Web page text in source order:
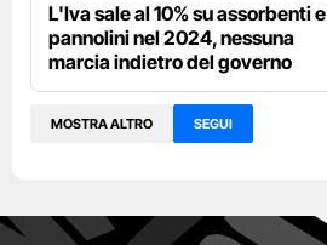
L'Iva sale al 10% su assorbenti e
pannolini nel 2024, nessuna
marcia indietro del governo
MOSTRA ALTRO SEGUI